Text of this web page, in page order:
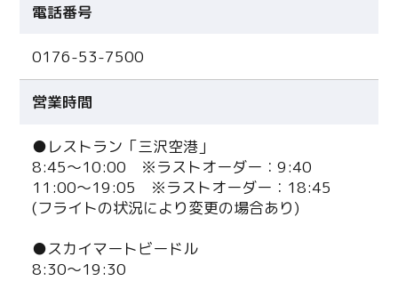
電話番号
0176-53-7500
営業時間
●レストラン「三沢空港」
8:45～10:00 ※ラストオーダー：9:40
11:00～19:05 ※ラストオーダー：18:45
(フライトの状況により変更の場合あり)
●スカイマートビードル
8:30～19:30